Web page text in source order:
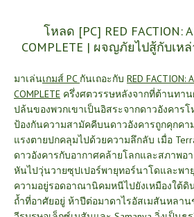
โหลด [PC] RED FACTION:
COMPLETE | ผจญภัยไปสู้กับเห
มาเล่นเกมส์ PC กันเถอะกับ RED FACTION:
COMPLETE ครึ่งศตวรรษหลังจากที่ต้านทา
ปล้นของพวกเขาเป็นอิสระจากดาวอังคารโ
ป้องกันความสามัคคีบนดาวอังคารถูกคุกคา
แรงตายปกคลุมไปด้วยความลึกลับ เมื่อ
ดาวอังคารกับอากาศคล้ายโลกและสภาพอ
หันไปวุ่นวายซุปเปอร์พายุทอร์นาโดและพา
ความอยู่รอดอาณานิคมหนีไปยังเหมืองใต้ดิ
ถ้ำที่อาศัยอยู่ ห้าปีต่อมาด​​าไรอัสเมสันหลา